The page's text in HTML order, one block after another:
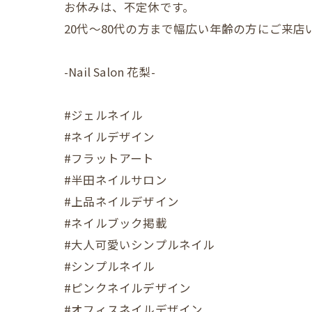
お休みは、不定休です。
20代〜80代の方まで幅広い年齢の方にご来
-Nail Salon 花梨-
#ジェルネイル
#ネイルデザイン
#フラットアート
#半田ネイルサロン
#上品ネイルデザイン
#ネイルブック掲載
#大人可愛いシンプルネイル
#シンプルネイル
#ピンクネイルデザイン